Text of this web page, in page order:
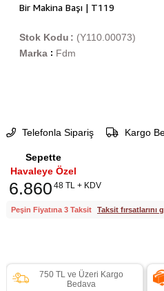
Bir Makina Başı | T119
(Y110.00073)
Stok Kodu
Marka : Fdm
Telefonla Sipariş Kargo
Sepette
Havaleye Özel
6.860 48 TL + KDV
Peşin Fiyatına 3 Taksit Taksit fırsatlarını
750 TL ve Üzeri Kargo
Bedava